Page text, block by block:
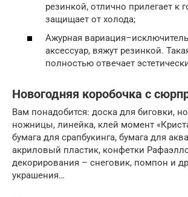
резинкой, отлично прилегает к
защищает от холода;
Ажурная
аксессуар, вяжут резинкой.
полностью отвечает
Новогодняя коробочка с
Вам понадобится: доска для биговки,
ножницы, линейка, клей момент
бумага для срапбукинга, бумага для
акриловый пластик, конфетки
декорирования – снеговик, помпон и
украшения…